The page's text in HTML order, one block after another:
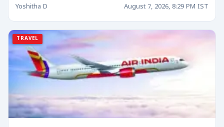
Yoshitha D August 7, 2026, 8:29 PM IST
TRAVEL